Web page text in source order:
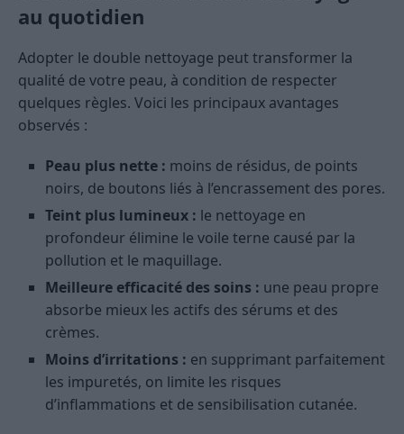
au quotidien
Adopter le double nettoyage peut transformer la
qualité de votre peau, à condition de respecter
quelques règles. Voici les principaux avantages
observés :
Peau plus nette : moins de résidus, de points
noirs, de boutons liés à l’encrassement des pores.
Teint plus lumineux : le nettoyage en
profondeur élimine le voile terne causé par la
pollution et le maquillage.
Meilleure efficacité des soins : une peau propre
absorbe mieux les actifs des sérums et des
crèmes.
Moins d’irritations : en supprimant parfaitement
les impuretés, on limite les risques
d’inflammations et de sensibilisation cutanée.